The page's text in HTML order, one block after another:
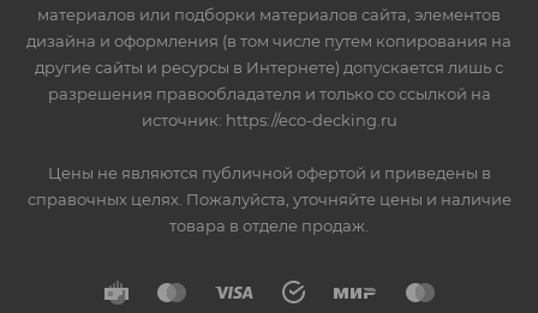
материалов или подборки материалов сайта, элементов
дизайна и оформления (в том числе путем копирования на
другие сайты и ресурсы в Интернете) допускается лишь с
разрешения правообладателя и только со ссылкой на
источник: https://eco-decking.ru
Цены не являются публичной офертой и приведены в
справочных целях. Пожалуйста, уточняйте цены и наличие
товара в отделе продаж.